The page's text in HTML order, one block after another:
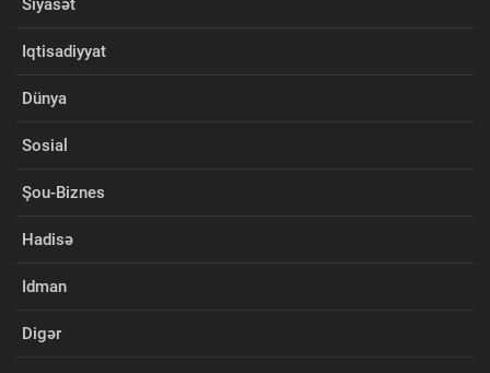
Siyasət
Iqtisadiyyat
Dünya
Sosial
Şou-Biznes
Hadisə
Idman
Digər